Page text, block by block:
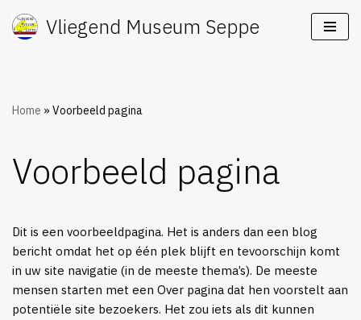
Ga
Vliegend Museum Seppe
Home » Voorbeeld pagina
Voorbeeld pagina
Dit is een voorbeeldpagina. Het is anders dan een blog
bericht omdat het op één plek blijft en tevoorschijn komt
in uw site navigatie (in de meeste thema’s). De meeste
mensen starten met een Over pagina dat hen voorstelt aan
potentiële site bezoekers. Het zou iets als dit kunnen